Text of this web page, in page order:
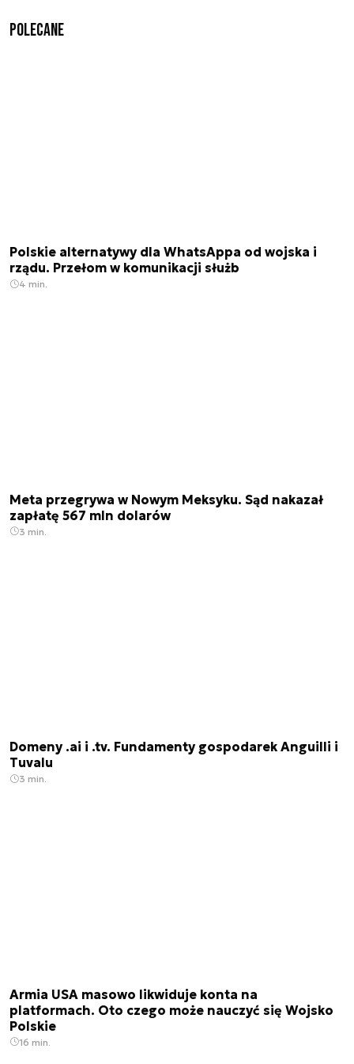
Polecane
Polskie alternatywy dla WhatsAppa od wojska i
rządu. Przełom w komunikacji służb
4 min.
Meta przegrywa w Nowym Meksyku. Sąd nakazał
zapłatę 567 mln dolarów
3 min.
Domeny .ai i .tv. Fundamenty gospodarek Anguilli i
Tuvalu
3 min.
Armia USA masowo likwiduje konta na
platformach. Oto czego może nauczyć się Wojsko
Polskie
16 min.